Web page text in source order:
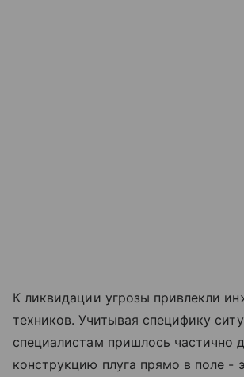
К ликвидации угрозы привлекли
техников. Учитывая специфику
специалистам пришлось частично
конструкцию плуга прямо в поле -